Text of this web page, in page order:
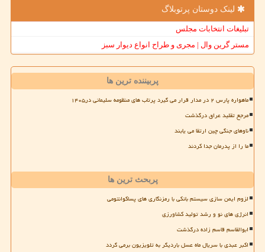
لینک دوستان پرتوبلاگ
تبلیغات انتخابات مجلس
مستر گرین وال | مجری و طراح انواع دیوار سبز
پربیننده ترین ها
ماهواره پارس ۲ در مدار قرار می گیرد پرتاب های منظومه سلیمانی در۱۴۰۵
مرجع تقلید عراق درگذشت
ناوهای جنگی چین ارتقا می یابند
ما را از پدرمان جدا کردند
پربحث ترین ها
لزوم ایمن سازی سیستم بانکی با رمزنگاری های پساکوانتومی
انرژی های نو و رشد تولید کشاورزی
ابوالقاسم قاسم زاده درگذشت
اکبر عبدی با سریال ماه عسل باردیگر به تلویزیون برمی گردد